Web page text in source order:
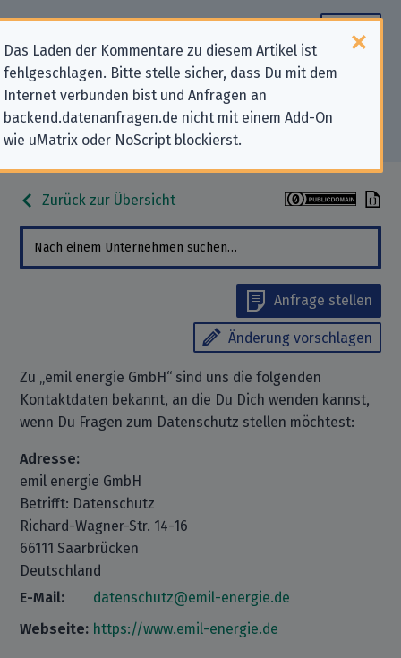
Das Laden der Kommentare zu diesem Artikel ist
fehlgeschlagen. Bitte stelle sicher, dass Du mit dem
Internet verbunden bist und Anfragen an
backend.datenanfragen.de nicht mit einem Add-On
wie uMatrix oder NoScript blockierst.
Datenschutz-Kontaktdaten für
„emil energie GmbH“
Zurück zur Übersicht
Anfrage stellen
Änderung vorschlagen
Zu „emil energie GmbH“ sind uns die folgenden
Kontaktdaten bekannt, an die Du Dich wenden kannst,
wenn Du Fragen zum Datenschutz stellen möchtest:
Adresse:
emil energie GmbH
Betrifft: Datenschutz
Richard-Wagner-Str. 14-16
66111 Saarbrücken
Deutschland
E-Mail:
datenschutz@emil-energie.de
Webseite: https://www.emil-energie.de